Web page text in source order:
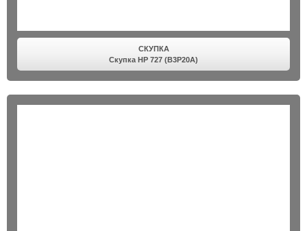
СКУПКА
Скупка HP 727 (B3P20A)